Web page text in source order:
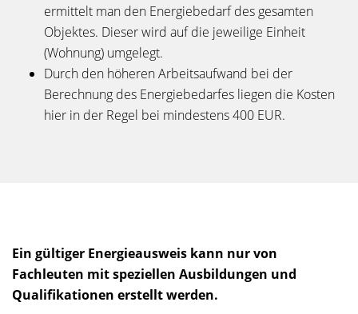
ermittelt man den Energiebedarf des gesamten
Objektes. Dieser wird auf die jeweilige Einheit
(Wohnung) umgelegt.
Durch den höheren Arbeitsaufwand bei der
Berechnung des Energiebedarfes liegen die Kosten
hier in der Regel bei mindestens 400 EUR.
Ein gültiger Energieausweis kann nur von
Fachleuten mit speziellen Ausbildungen und
Qualifikationen erstellt werden.